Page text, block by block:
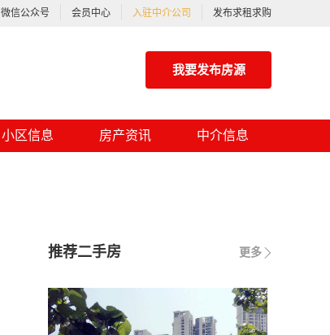
微信公众号 会员中心 入驻中介公司 发布求租求购
我要发布房源
小区信息 房产资讯 中介信息
更多
推荐二手房